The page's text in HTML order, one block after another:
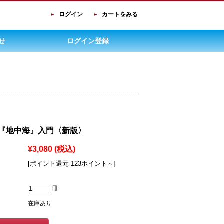
ログイン カートをみる
ログイン登録
地中海』入門〈新版〉
¥3,080 (税込)
[ポイント還元 123ポイント～]
冊
在庫あり